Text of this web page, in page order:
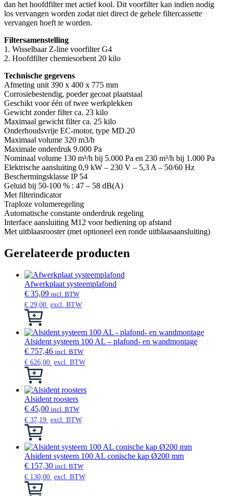
dan het hoofdfilter met actief kool. Dit voorfilter kan indien nodig
los vervangen worden zodat niet direct de gehele filtercassette
vervangen hoeft te worden.
Filtersamenstelling
1. Wisselbaar Z-line voorfilter G4
2. Hoofdfilter chemiesorbent 20 kilo
Technische gegevens
Afmeting unit 390 x 400 x 775 mm
Corrosiebestendig, poeder gecoat plaatstaal
Geschikt voor één of twee werkplekken
Gewicht zonder filter ca. 23 kilo
Maximaal gewicht filter ca. 25 kilo
Onderhoudsvrije EC-motor, type MD.20
Maximaal volume 320 m3/h
Maximale onderdruk 9.000 Pa
Nominaal volume 130 m³/h bij 5.000 Pa en 230 m³/h bij 1.000 Pa
Elektrische aansluiting 0,9 kW – 230 V – 5,3 A – 50/60 Hz
Beschermingsklasse IP 54
Geluid bij 50-100 % : 47 – 58 dB(A)
Met filterindicator
Traploze volumeregeling
Automatische constante onderdruk regeling
Interface aansluiting M12 voor bediening op afstand
Met uitblaasrooster (met optioneel een ronde uitblaasaansluiting)
Gerelateerde producten
Afwerkplaat systeemplafond
€ 35,09 incl. BTW
€ 29,00 excl. BTW
Dit
heeft
meerdere
variaties.
Deze
optie
gekozen
worden
op
de
productpagina
Alsident systeem 100 AL – plafond- en wandmontage
€ 757,46 incl. BTW
€ 626,00 excl. BTW
Dit
heeft
meerdere
variaties.
Deze
optie
gekozen
worden
op
de
productpagina
Alsident roosters
€ 45,00 incl. BTW
€ 37,19 excl. BTW
Dit
heeft
meerdere
variaties.
Deze
optie
Alsident systeem 100 AL conische kap Ø200 mm
€ 157,30 incl. BTW
€ 130,00 excl. BTW
Dit